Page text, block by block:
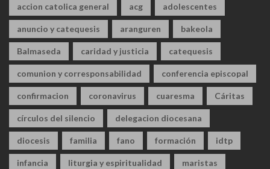
accion catolica general acg adolescentes
anuncio y catequesis aranguren bakeola
Balmaseda caridad y justicia catequesis
comunion y corresponsabilidad conferencia episcopal
confirmacion coronavirus cuaresma Cáritas
círculos del silencio delegacion diocesana
diocesis familia fano formación idtp
infancia liturgia y espiritualidad maristas